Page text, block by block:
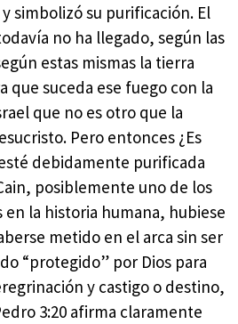
simbolizó su purificación. El
no ha llegado, según las
estas mismas la tierra
que suceda ese fuego con la
que no es otro que la
Pero entonces ¿Es
debidamente purificada
posiblemente uno de los
en la historia humana, hubiese
metido en el arca sin ser
“protegido” por Dios para
y castigo o destino,
3:20 afirma claramente